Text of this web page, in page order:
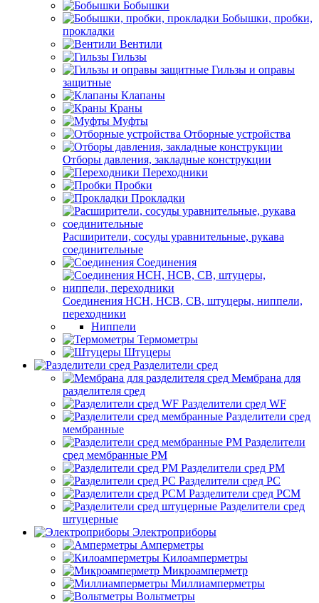
Бобышки
Бобышки, пробки,
прокладки
Вентили
Гильзы
Гильзы и оправы
защитные
Клапаны
Краны
Муфты
Отборные устройства
Отборы давления, закладные конструкции
Переходники
Пробки
Прокладки
Расширители, сосуды уравнительные, рукава
соединительные
Соединения
Соединения НСН, НСВ, СВ, штуцеры, ниппели,
переходники
Ниппели
Термометры
Штуцеры
Разделители сред
Мембрана для
разделителя сред
Разделители сред WF
Разделители сред
мембранные
Разделители
сред мембранные РМ
Разделители сред РМ
Разделители сред РС
Разделители сред РСМ
Разделители сред
штуцерные
Электроприборы
Амперметры
Килоамперметры
Микроамперметр
Миллиамперметры
Вольтметры